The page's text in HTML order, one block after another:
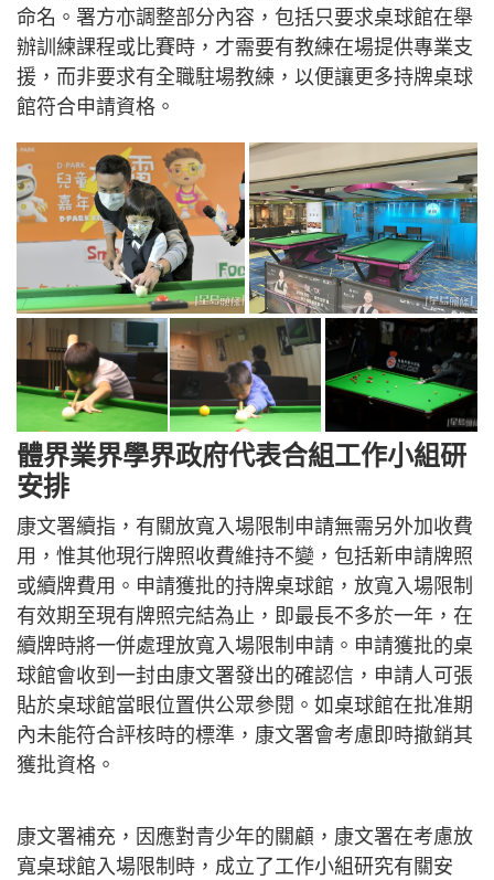
命名。署方亦調整部分內容，包括只要求桌球館在舉
辦訓練課程或比賽時，才需要有教練在場提供專業支
援，而非要求有全職駐場教練，以便讓更多持牌桌球
館符合申請資格。
體界業界學界政府代表合組工作小組研
安排
康文署續指，有關放寬入場限制申請無需另外加收費
用，惟其他現行牌照收費維持不變，包括新申請牌照
或續牌費用。申請獲批的持牌桌球館，放寬入場限制
有效期至現有牌照完結為止，即最長不多於一年，在
續牌時將一併處理放寬入場限制申請。申請獲批的桌
球館會收到一封由康文署發出的確認信，申請人可張
貼於桌球館當眼位置供公眾參閱。如桌球館在批准期
內未能符合評核時的標準，康文署會考慮即時撤銷其
獲批資格。
康文署補充，因應對青少年的關顧，康文署在考慮放
寬桌球館入場限制時，成立了工作小組研究有關安